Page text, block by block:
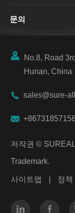
문의

No.8, Road
Hunan, China
 sales@sure-

저작권 ©
Trademark.
사이트맵 정책
 